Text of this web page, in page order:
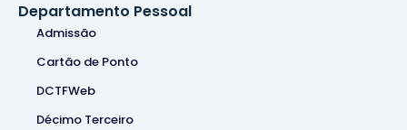
Departamento Pessoal
Admissão
Cartão de Ponto
DCTFWeb
Décimo Terceiro